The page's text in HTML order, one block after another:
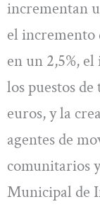
incrementan
el incremento
en un 2,5%,
los puestos
euros, y la
agentes de
comunitarios
Municipal de